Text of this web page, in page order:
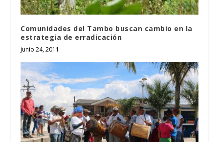
Comunidades del Tambo buscan cambio en la
estrategia de erradicación
junio 24, 2011